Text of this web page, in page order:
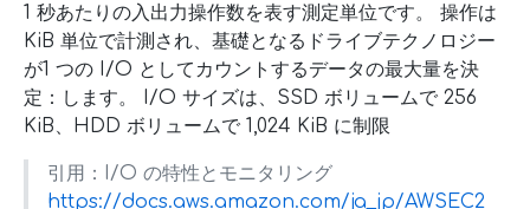
1 秒あたりの入出力操作数を表す測定単位です。 操作は
KiB 単位で計測され、基礎となるドライブテクノロジー
が1 つの I/O としてカウントするデータの最大量を決
定：します。 I/O サイズは、SSD ボリュームで 256
KiB、HDD ボリュームで 1,024 KiB に制限
引用：I/O の特性とモニタリング
https://docs.aws.amazon.com/ja_jp/AWSEC2